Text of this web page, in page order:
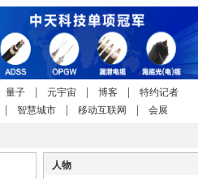
量子 元宇宙 博客
特约记者
智慧城市 移动互联网 会展
人物